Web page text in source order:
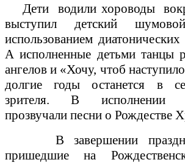
Дети водили хороводы
выступил детский
использованием диатонических
А исполненные детьми танцы
ангелов и «Хочу, чтоб
долгие годы останется в
зрителя. В исполнении
прозвучали песни о Рождестве
В завершении
пришедшие на